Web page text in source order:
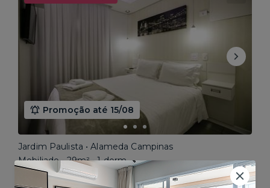
Promoção até 15/08
Jardim Paulista • Alameda Campinas
Mobiliado • 29m² • 1 dorm
Aluguel R$ 3.862